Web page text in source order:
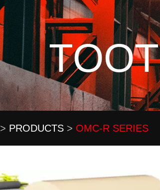
> PRODUCTS > OMC-R SERIES